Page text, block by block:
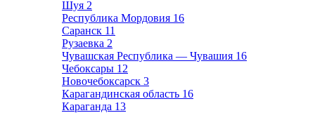
Шуя 2
Республика Мордовия 16
Саранск 11
Рузаевка 2
Чувашская Республика — Чувашия 16
Чебоксары 12
Новочебоксарск 3
Карагандинская область 16
Караганда 13